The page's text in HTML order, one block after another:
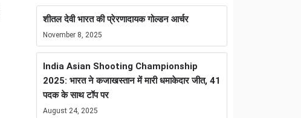
शीतल देवी भारत की प्रेरणादायक गोल्डन आर्चर
November 8, 2025
India Asian Shooting Championship
2025: भारत ने कजाखस्तान में मारी धमाकेदार जीत, 41
पदक के साथ टॉप पर
August 24, 2025